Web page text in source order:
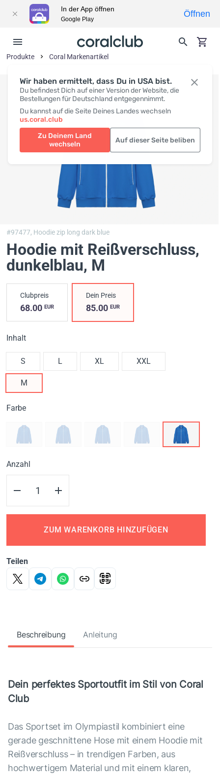
Wir haben ermittelt, dass Du in USA bist.
Du befindest Dich auf einer Version der Website, die
Bestellungen für Deutschland entgegennimmt.
Du kannst auf die Seite Deines Landes wechseln
us.coral.club
Zu Deinem Land
wechseln
Auf dieser Seite beliben
Produkte Coral Markenartikel
#97477, Hoodie zip long dark blue
Hoodie mit Reißverschluss,
dunkelblau, M
Clubpreis
68.00 EUR
Dein Preis
85.00EUR
Inhalt
S L XL XXL
M
Farbe
Anzahl
ZUM WARENKORB HINZUFÜGEN
Teilen
Beschreibung Anleitung
Dein perfektes Sportoutfit im Stil von Coral
Club
Das Sportset im Olympiastil kombiniert eine
gerade geschnittene Hose mit einem Hoodie mit
Reißverschluss – in trendigen Farben, aus
hochwertigem Material und mit einem klaren,
In der App öffnen
Google Play
Öffnen